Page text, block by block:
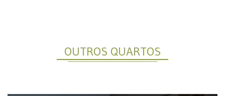
OUTROS QUARTOS